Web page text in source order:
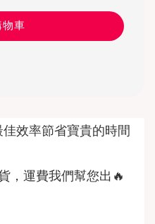
物車
效率節省寶貴的時間
，運費我們幫您出🔥